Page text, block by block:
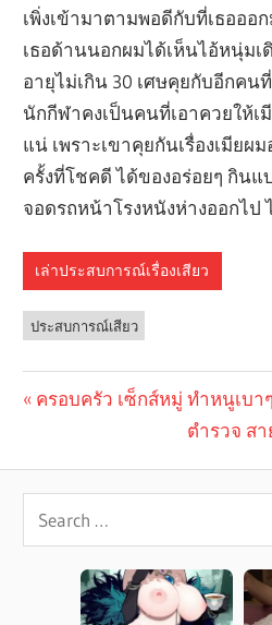
เพิ่งเข้ามาตามพอดีกับที่เธอออ
เธอด้านนอกผมได้เห็นไอ้หนุ่ม
อายุไม่เกิน 30 เศษคุยกับอีกค
นักกีฬาคงเป็นคนที่เอาควยให้
แน่ เพราะเขาคุยกันเรื่องเมียผ
ครั้งที่โชคดี ได้ของอร่อยๆ กิน
จอดรถหน้าโรงหนังห่างออกไป
เล่าประสบการณ์เรื่องเสียว
ประสบการณ์เสียว
navigation
Previous
ครอบครัว เซ็กส์หมู่ ทำหนูเบา
Next
ตำรวจ ส